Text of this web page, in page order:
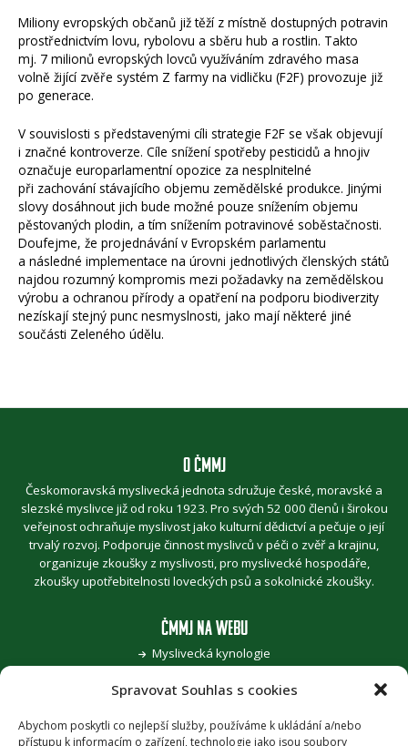
Spravovat Souhlas s cookies
Abychom poskytli co nejlepší služby, používáme k ukládání a/nebo
přístupu k informacím o zařízení, technologie jako jsou soubory
Miliony evropských občanů již těží z místně dostupných potravin
prostřednictvím lovu, rybolovu a sběru hub a rostlin. Takto
mj. 7 milionů evropských lovců využíváním zdravého masa
volně žijící zvěře systém Z farmy na vidličku (F2F) provozuje již
po generace.
V souvislosti s představenými cíli strategie F2F se však objevují
i značné kontroverze. Cíle snížení spotřeby pesticidů a hnojiv
označuje europarlamentní opozice za nesplnitelné
při zachování stávajícího objemu zemědělské produkce. Jinými
slovy dosáhnout jich bude možné pouze snížením objemu
pěstovaných plodin, a tím snížením potravinové soběstačnosti.
Doufejme, že projednávání v Evropském parlamentu
a následné implementace na úrovni jednotlivých členských států
najdou rozumný kompromis mezi požadavky na zemědělskou
výrobu a ochranou přírody a opatření na podporu biodiverzity
nezískají stejný punc nesmyslnosti, jako mají některé jiné
součásti Zeleného údělu.
O ČMMJ
Českomoravská myslivecká jednota sdružuje české, moravské a
slezské myslivce již od roku 1923. Pro svých 52 000 členů i širokou
veřejnost ochraňuje myslivost jako kulturní dědictví a pečuje o její
trvalý rozvoj. Podporuje činnost myslivců v péči o zvěř a krajinu,
organizuje zkoušky z myslivosti, pro myslivecké hospodáře,
zkoušky upotřebitelnosti loveckých psů a sokolnické zkoušky.
ČMMJ NA WEBU
Myslivecká kynologie
Jak se stát myslivcem
Pro zvěřinu k myslivcům
Šoulání po stopách myslivosti